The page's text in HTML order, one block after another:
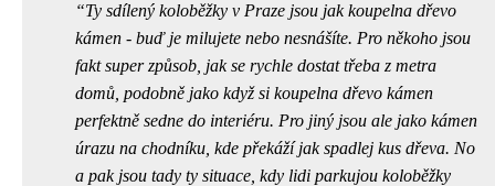
Ty sdílený koloběžky v Praze jsou jak koupelna dřevo
kámen - buď je milujete nebo nesnášíte. Pro někoho jsou
fakt super způsob, jak se rychle dostat třeba z metra
domů, podobně jako když si koupelna dřevo kámen
perfektně sedne do interiéru. Pro jiný jsou ale jako kámen
úrazu na chodníku, kde překáží jak spadlej kus dřeva. No
a pak jsou tady ty situace, kdy lidi parkujou koloběžky